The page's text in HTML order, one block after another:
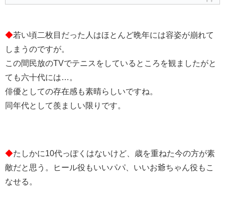
◆若い頃二枚目だった人はほとんど晩年には容姿が崩れて
しまうのですが。
この間民放のTVでテニスをしているところを観ましたがと
ても六十代には…。
俳優としての存在感も素晴らしいですね。
同年代として羨ましい限りです。
◆たしかに10代っぽくはないけど、歳を重ねた今の方が素
敵だと思う。ヒール役もいいパパ、いいお爺ちゃん役もこ
なせる。